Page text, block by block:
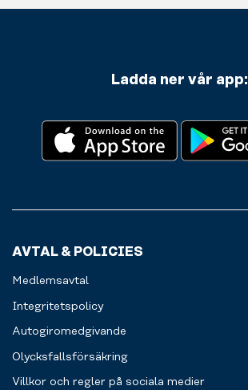
Ladda ner vår app:
AVTAL & POLICIES
Medlemsavtal
Integritetspolicy
Autogiromedgivande
Olycksfallsförsäkring
Villkor och regler på sociala medier